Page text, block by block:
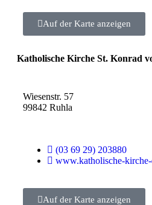
Auf der Karte anzeigen
Katholische Kirche St. Konrad
Wiesenstr. 57
99842 Ruhla
(03 69 29) 203880
www.katholische-kirche-
Auf der Karte anzeigen